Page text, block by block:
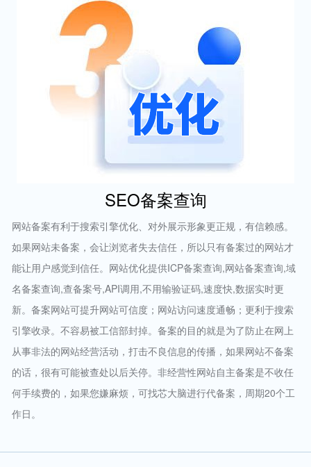
SEO备案查询
网站备案有利于搜索引擎优化、对外展示形象更正规，有信赖感。
如果网站未备案，会让浏览者失去信任，所以只有备案过的网站才
能让用户感觉到信任。网站优化提供ICP备案查询,网站备案查询,域
名备案查询,查备案号,API调用,不用输验证码,速度快,数据实时更
新。备案网站可提升网站可信度；网站访问速度通畅；更利于搜索
引擎收录。不容易被工信部封掉。备案的目的就是为了防止在网上
从事非法的网站经营活动，打击不良信息的传播，如果网站不备案
的话，很有可能被查处以后关停。非经营性网站自主备案是不收任
何手续费的，如果您嫌麻烦，可找芯大脑进行代备案，周期20个工
作日。